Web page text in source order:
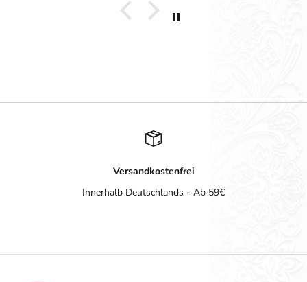
Versandkostenfrei
Innerhalb Deutschlands - Ab 59€